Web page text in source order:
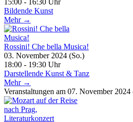
Bildende Kunst
Mehr →
Rossini! Che bella Musica!
03. November 2024 (So.)
18:00 - 19:30 Uhr
Darstellende Kunst & Tanz
Mehr →
Veranstaltungen am 07. November